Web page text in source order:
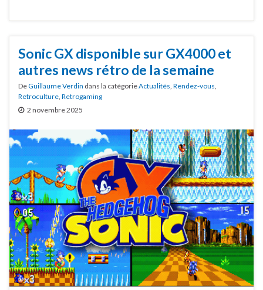
Sonic GX disponible sur GX4000 et
autres news rétro de la semaine
DeGuillaume Verdin dans la catégorieActualités, Rendez-vous,
Retroculture, Retrogaming
2 novembre 2025